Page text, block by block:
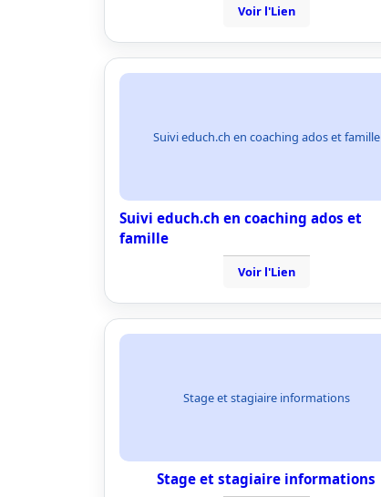
Voir l'Lien
Suivi educh.ch en coaching ados et famille
Suivi educh.ch en coaching ados et
famille
Voir l'Lien
Stage et stagiaire informations
Stage et stagiaire informations